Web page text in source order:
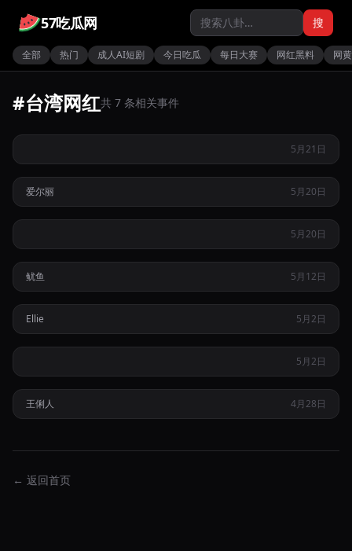
57吃瓜网 搜
全部 热门 成人AI短剧 今日吃瓜 每日大赛 网红黑料 网
#台湾网红共 7 条相关事件
台湾新北高温导致长发女子真空骑行机车上高速公路引发路人
侧目
5月21日
台湾连锁医美爱尔丽被曝在更衣室安装针孔摄像头监控女性顾
爱尔丽 5月20日
台湾新北篮球赛突发冲突刺青男怒砸折叠凳将赛场变为暴力现
场
5月20日
热
台湾知名纹身网红鱿鱼因分舌与阿黑颜扮相在网络走红引发关
鱿鱼 5月12日
台湾网红Ellie因身材丰满遭同学嘲笑后转型拍摄尺度大胆的福
利视频
Ellie 5月2日
台湾网红老湿通过现场演示花式体位教学引导女性体验高潮
5月2日
热
昔日甜美女星王俐人深陷千万债务危机转战成人平台直播
王俐人 4月28日
← 返回首页